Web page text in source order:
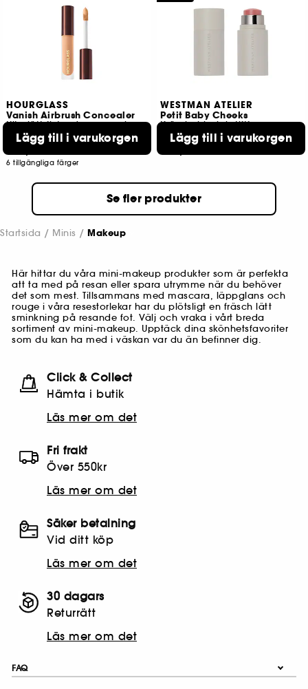
HOURGLASS
Vanish Airbrush Concealer
Ultralätt flytande concealer i resestorlek
123
229,00 KR
6 tillgängliga färger
Lägg till i varukorgen
WESTMAN ATELIER
Petit Baby Cheeks
Krämig blush i stiftform
1769
369,00 KR
Lägg till i varukorgen
Se fler produkter
Startsida Minis Makeup
Här hittar du våra mini-makeup produkter som är perfekta
att ta med på resan eller spara utrymme när du behöver
det som mest. Tillsammans med mascara, läppglans och
rouge i våra resestorlekar har du plötsligt en fräsch lätt
sminkning på resande fot. Välj och vraka i vårt breda
sortiment av mini-makeup. Upptäck dina skönhetsfavoriter
som du kan ha med i väskan var du än befinner dig.
Click & Collect
Hämta i butik​
Läs mer om det
Fri frakt
Över 550kr
Läs mer om det
Säker betalning
Vid ditt köp
Läs mer om det
30 dagars
Returrätt
Läs mer om det
FAQ